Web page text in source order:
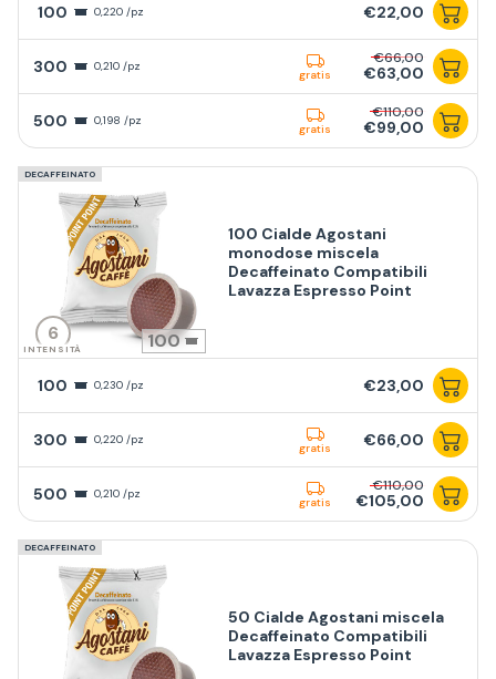
100 0,220 /pz €22,00
300 0,210 /pz
gratis
€66,00
€63,00
500 0,198 /pz
gratis
€110,00
€99,00
DECAFFEINATO
6
INTENSITÀ 100
100 Cialde Agostani
monodose miscela
Decaffeinato Compatibili
Lavazza Espresso Point
100 0,230 /pz €23,00
300 0,220 /pz
gratis €66,00
500 0,210 /pz
gratis
€110,00
€105,00
DECAFFEINATO
50 Cialde Agostani miscela
Decaffeinato Compatibili
Lavazza Espresso Point